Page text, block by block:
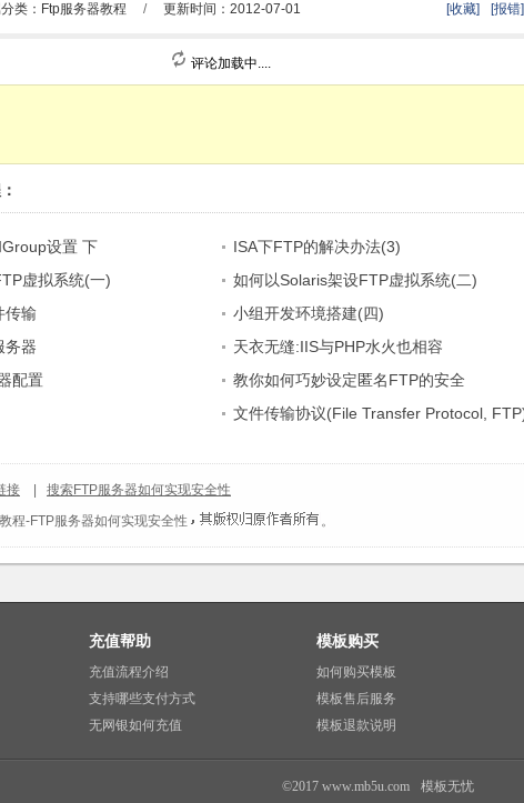
类： Ftp服务器教程 / 更新时间：2012-07-01 [收藏] [报错]
评论加载中....
：
设置 下
ISA下FTP的解决办法(3)
虚拟系统(一)
如何以Solaris架设FTP虚拟系统(二)
传输
小组开发环境搭建(四)
务器
天衣无缝:IIS与PHP水火也相容
配置
教你如何巧妙设定匿名FTP的安全
文件传输协议(File Transfer Protocol,
接
搜索FTP服务器如何实现安全性
程-FTP服务器如何实现安全性 。
充值帮助
充值流程介绍
支持哪些支付方式
无网银如何充值
模板购买
如何购买模板
模板售后服务
模板退款说明
©2017 www.mb5u.com 模板无忧